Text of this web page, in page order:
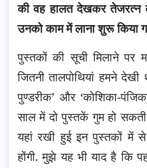
की वह हालत देखकर तेजरत्न
उनको काम में लाना शुरू किया
पुस्तकों की सूची मिलाने
जितनी तालपोथियां हमने देखी
पुण्डरीक’ और ‘कोशिका-
साल में दो पुस्तकें गुम हो सकती
यहां रखी हुई इन पुस्तकों में
होंगी. मुझे यह भी याद है कि